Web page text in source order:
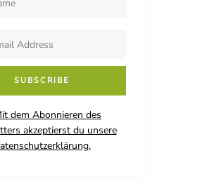
dem Abonnieren des
akzeptierst du unsere